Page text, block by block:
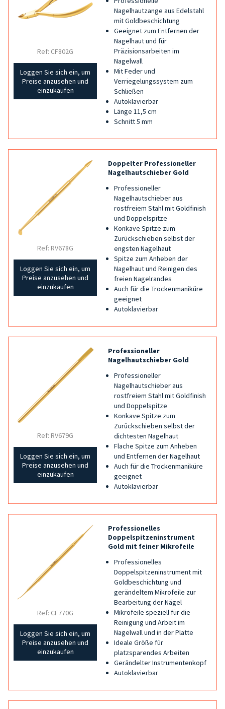
Ref: CF802G
Loggen Sie sich ein, um
Preise anzusehen und
einzukaufen
Nagelhautzange aus Edelstahl
mit Goldbeschichtung
Geeignet zum Entfernen der
Nagelhaut und für
Präzisionsarbeiten im
Nagelwall
Mit Feder und
Verriegelungssystem zum
Schließen
Autoklavierbar
Länge 11,5 cm
Schnitt 5 mm
Ref: RV678G
Loggen Sie sich ein, um
Preise anzusehen und
einzukaufen
Doppelter Professioneller
Nagelhautschieber Gold
Professioneller
Nagelhautschieber aus
rostfreiem Stahl mit Goldfinish
und Doppelspitze
Konkave Spitze zum
Zurückschieben selbst der
engsten Nagelhaut
Spitze zum Anheben der
Nagelhaut und Reinigen des
freien Nagelrandes
Auch für die Trockenmaniküre
geeignet
Autoklavierbar
Ref: RV679G
Loggen Sie sich ein, um
Preise anzusehen und
einzukaufen
Professioneller
Nagelhautschieber Gold
Professioneller
Nagelhautschieber aus
rostfreiem Stahl mit Goldfinish
und Doppelspitze
Konkave Spitze zum
Zurückschieben selbst der
dichtesten Nagelhaut
Flache Spitze zum Anheben
und Entfernen der Nagelhaut
Auch für die Trockenmaniküre
geeignet
Autoklavierbar
Ref: CF770G
Loggen Sie sich ein, um
Preise anzusehen und
einzukaufen
Professionelles
Doppelspitzeninstrument
Gold mit feiner Mikrofeile
Professionelles
Doppelspitzeninstrument mit
Goldbeschichtung und
gerändeltem Mikrofeile zur
Bearbeitung der Nägel
Mikrofeile speziell für die
Reinigung und Arbeit im
Nagelwall und in der Platte
Ideale Größe für
platzsparendes Arbeiten
Gerändelter Instrumentenkopf
Autoklavierbar